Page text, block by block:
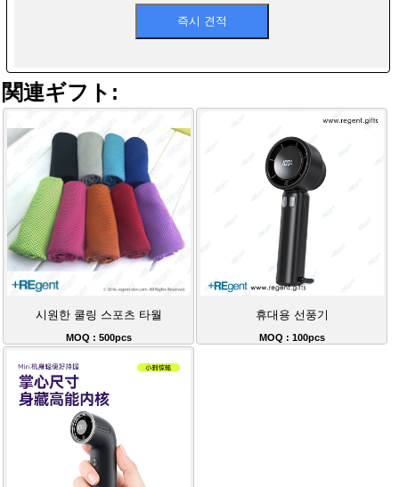
関連ギフト:
시원한 쿨링 스포츠 타월
MOQ : 500pcs
휴대용 선풍기
MOQ : 100pcs